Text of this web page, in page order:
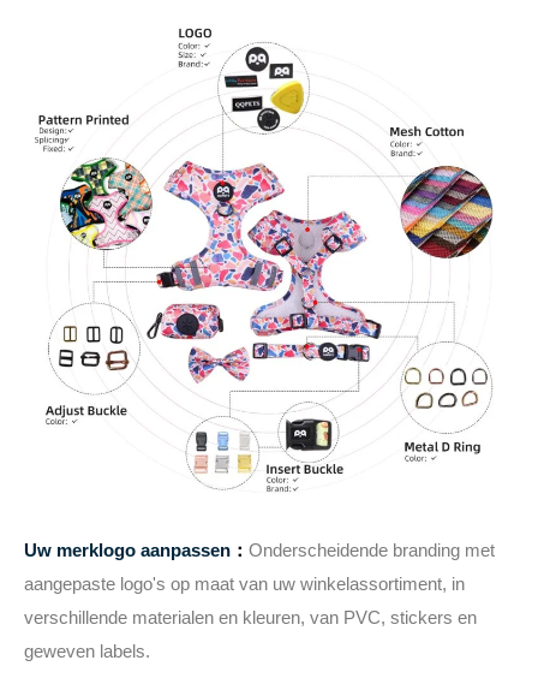
Uw merklogo aanpassen ： Onderscheidende branding met
aangepaste logo's op maat van uw winkelassortiment, in
verschillende materialen en kleuren, van PVC, stickers en
geweven labels.